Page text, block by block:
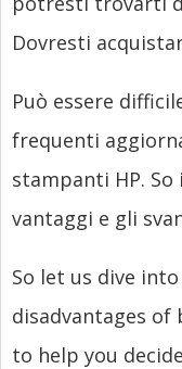
Dovresti
Può essere
frequenti
stampanti HP. So
vantaggi e gli
So let us dive
disadvantages
to help you decide